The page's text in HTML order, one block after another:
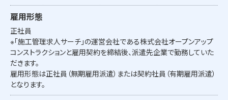
雇用形態
正社員
※「施工管理求人サーチ」の運営会社である株式会社オープンアップ
コンストラクションと雇用契約を締結後、派遣先企業で勤務していた
だきます。
雇用形態は正社員（無期雇用派遣）または契約社員（有期雇用派遣）
となります。